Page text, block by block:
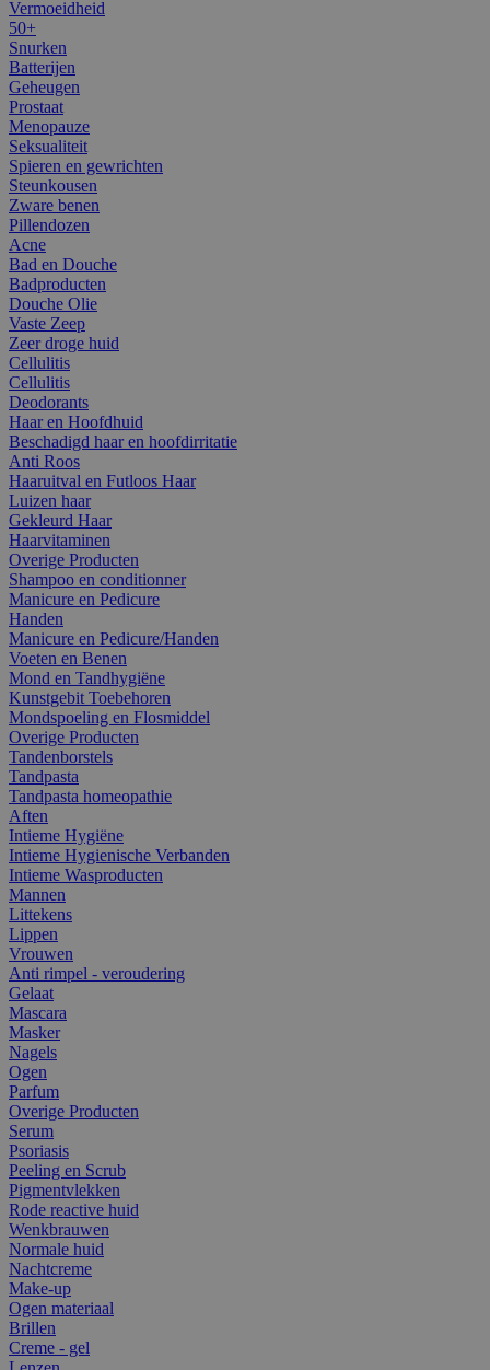
Vermoeidheid
50+
Snurken
Batterijen
Geheugen
Prostaat
Menopauze
Seksualiteit
Spieren en gewrichten
Steunkousen
Zware benen
Pillendozen
Acne
Bad en Douche
Badproducten
Douche Olie
Vaste Zeep
Zeer droge huid
Cellulitis
Cellulitis
Deodorants
Haar en Hoofdhuid
Beschadigd haar en hoofdirritatie
Anti Roos
Haaruitval en Futloos Haar
Luizen haar
Gekleurd Haar
Haarvitaminen
Overige Producten
Shampoo en conditionner
Manicure en Pedicure
Handen
Manicure en Pedicure/Handen
Voeten en Benen
Mond en Tandhygiëne
Kunstgebit Toebehoren
Mondspoeling en Flosmiddel
Overige Producten
Tandenborstels
Tandpasta
Tandpasta homeopathie
Aften
Intieme Hygiëne
Intieme Hygienische Verbanden
Intieme Wasproducten
Mannen
Littekens
Lippen
Vrouwen
Anti rimpel - veroudering
Gelaat
Mascara
Masker
Nagels
Ogen
Parfum
Overige Producten
Serum
Psoriasis
Peeling en Scrub
Pigmentvlekken
Rode reactive huid
Wenkbrauwen
Normale huid
Nachtcreme
Make-up
Ogen materiaal
Brillen
Creme - gel